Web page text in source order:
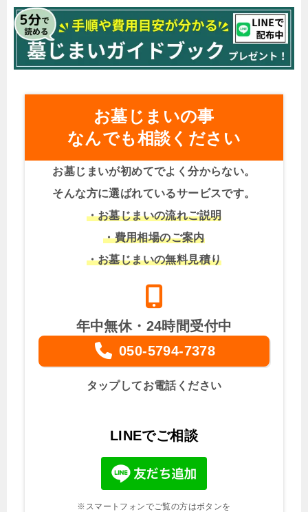
お墓じまいの事
なんでも相談ください
お墓じまいが初めてでよく分からない。
そんな方に選ばれているサービスです。
・お墓じまいの流れご説明
・費用相場のご案内
・お墓じまいの無料見積り
年中無休・24時間受付中
050-5794-7378
タップしてお電話ください
LINEでご相談
※スマートフォンでご覧の方はボタンを